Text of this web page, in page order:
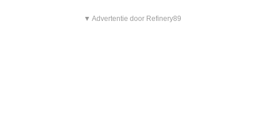
▼ Advertentie door Refinery89